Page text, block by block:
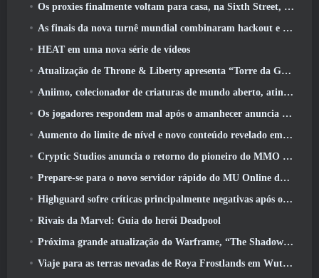
Os proxies finalmente voltam para casa, na Sixth Street, na versão Zenless Zone Zero 2.6 Atualizar
As finais da nova turnê mundial combinaram hackout e lasers orbitais
HEAT em uma nova série de vídeos
Atualização de Throne & Liberty apresenta “Torre da Ganância” gerada aleatoriamente
Aniimo, colecionador de criaturas de mundo aberto, atinge as notas certas
Os jogadores respondem mal após o amanhecer anuncia planos para pular roteiros para EverQuest e EQ2
Aumento do limite de nível e novo conteúdo revelado em Phantasy Star Online 2: Fluxo de onda de título NGS
Cryptic Studios anuncia o retorno do pioneiro do MMO Jack Emmert como CEO
Prepare-se para o novo servidor rápido do MU Online durante o pré-evento
Highguard sofre críticas principalmente negativas após o lançamento
Rivais da Marvel: Guia do herói Deadpool
Próxima grande atualização do Warframe, “The Shadowgrapher” chegará em março
Viaje para as terras nevadas de Roya Frostlands em Wuthering Waves, próxima versão 3.1